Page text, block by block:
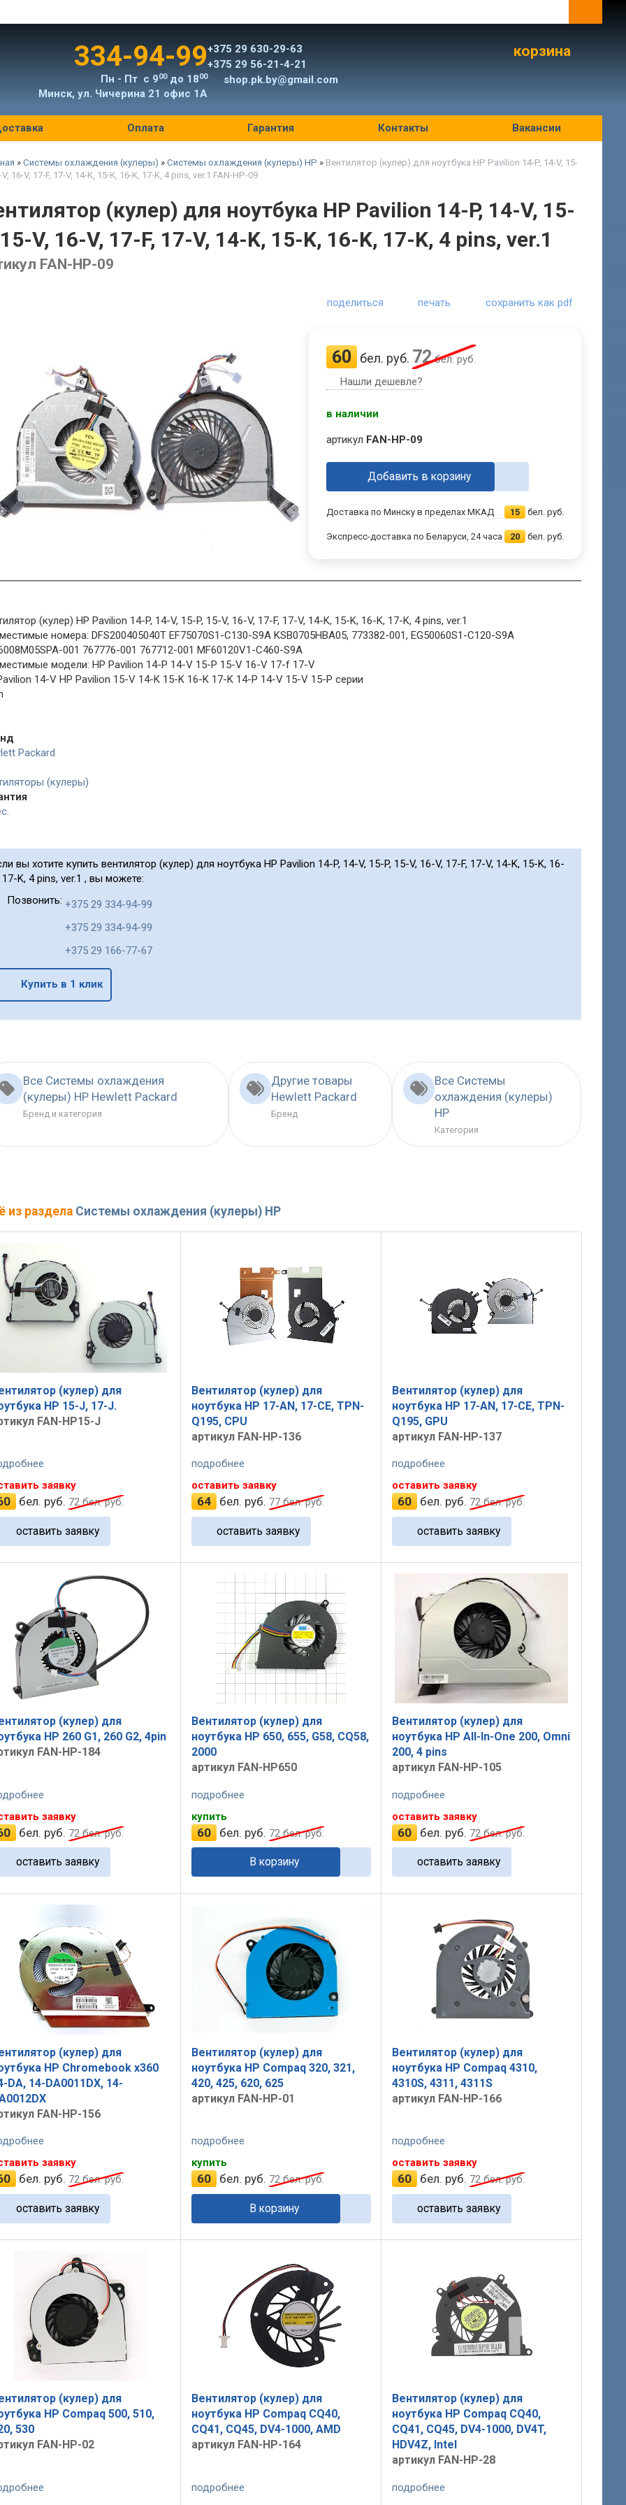
334-94-99
Пн - Пт с 900до 1800
Минск, ул. Чичерина 21 офис 1А
+375 29 630-29-63
+375 29 56-21-4-21
shop.pk.by@gmail.com
корзина
Оплата Гарантия Контакты Вакансии
» Системы охлаждения (кулеры) » Системы охлаждения (кулеры) HP » Вентилятор (кулер) для ноутбука HP Pavilion 14-P, 14-V, 15-
V, 16-V, 17-F, 17-V, 14-K, 15-K, 16-K, 17-K, 4 pins, ver.1 FAN-HP-09
(кулер) для ноутбука HP Pavilion 14-P, 14-V, 15-
15-V, 16-V, 17-F, 17-V, 14-K, 15-K, 16-K, 17-K, 4 pins, ver.1
FAN-HP-09
поделиться печать сохранить как pdf
60 бел. руб. 72бел. руб.
Нашли дешевле?
в наличии
артикул FAN-HP-09
Добавить в корзину
Доставка по Минску в пределах МКАД 15 бел. руб.
Экспресс-доставка по Беларуси, 24 часа 20 бел. руб.
(кулер) HP Pavilion 14-P, 14-V, 15-P, 15-V, 16-V, 17-F, 17-V, 14-K, 15-K, 16-K, 17-K, 4 pins, ver.1
номера: DFS200405040T EF75070S1-C130-S9A KSB0705HBA05, 773382-001, EG50060S1-C120-S9A
001 767776-001 767712-001 MF60120V1-C460-S9A
модели: HP Pavilion 14-P 14-V 15-P 15-V 16-V 17-f 17-V
14-V HP Pavilion 15-V 14-K 15-K 16-K 17-K 14-P 14-V 15-V 15-P серии
Packard
(кулеры)
вы хотите купить вентилятор (кулер) для ноутбука HP Pavilion 14-P, 14-V, 15-P, 15-V, 16-V, 17-F, 17-V, 14-K, 15-K, 16-
17-K, 4 pins, ver.1 , вы можете:
Позвонить: +375 29 334-94-99
+375 29 334-94-99
+375 29 166-77-67
Купить в 1 клик
Все Системы охлаждения
(кулеры) HP Hewlett Packard
Бренд и категория
Другие товары
Hewlett Packard
Бренд
Все Системы
охлаждения (кулеры)
HP
Категория
из раздела Системы охлаждения (кулеры) HP
(кулер) для
HP 15-J, 17-J.
FAN-HP15-J
заявку
бел. руб. 72бел. руб.
оставить заявку
Вентилятор (кулер) для
ноутбука HP 17-AN, 17-CE, TPN-
Q195, CPU
артикул FAN-HP-136
подробнее
оставить заявку
64 бел. руб. 77бел. руб.
оставить заявку
Вентилятор (кулер) для
ноутбука HP 17-AN, 17-CE, TPN-
Q195, GPU
артикул FAN-HP-137
подробнее
оставить заявку
60 бел. руб. 72бел. руб.
оставить заявку
(кулер) для
HP 260 G1, 260 G2, 4pin
FAN-HP-184
заявку
бел. руб. 72бел. руб.
оставить заявку
Вентилятор (кулер) для
ноутбука HP 650, 655, G58, CQ58,
2000
артикул FAN-HP650
подробнее
купить
60 бел. руб. 72бел. руб.
В корзину
Вентилятор (кулер) для
ноутбука HP All-In-One 200, Omni
200, 4 pins
артикул FAN-HP-105
подробнее
оставить заявку
60 бел. руб. 72бел. руб.
оставить заявку
(кулер) для
HP Chromebook x360
DA, 14-DA0011DX, 14-
FAN-HP-156
заявку
бел. руб. 72бел. руб.
оставить заявку
Вентилятор (кулер) для
ноутбука HP Compaq 320, 321,
420, 425, 620, 625
артикул FAN-HP-01
подробнее
купить
60 бел. руб. 72бел. руб.
В корзину
Вентилятор (кулер) для
ноутбука HP Compaq 4310,
4310S, 4311, 4311S
артикул FAN-HP-166
подробнее
оставить заявку
60 бел. руб. 72бел. руб.
оставить заявку
(кулер) для
HP Compaq 500, 510,
530
FAN-HP-02
Вентилятор (кулер) для
ноутбука HP Compaq CQ40,
CQ41, CQ45, DV4-1000, AMD
артикул FAN-HP-164
подробнее
Вентилятор (кулер) для
ноутбука HP Compaq CQ40,
CQ41, CQ45, DV4-1000, DV4T,
HDV4Z, Intel
артикул FAN-HP-28
подробнее